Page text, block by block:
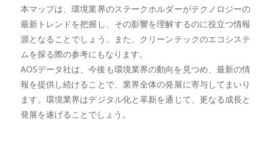
本マップは、環境業界のステークホルダーがテクノロジーの
最新トレンドを把握し、その影響を理解するのに役立つ情報
源となることでしょう。また、クリーンテックのエコシステ
ムを探る際の参考にもなります。
AOSデータ社は、今後も環境業界の動向を見つめ、最新の情
報を提供し続けることで、業界全体の発展に寄与してまいり
ます。環境業界はデジタル化と革新を通じて、更なる成長と
発展を遂げることでしょう。